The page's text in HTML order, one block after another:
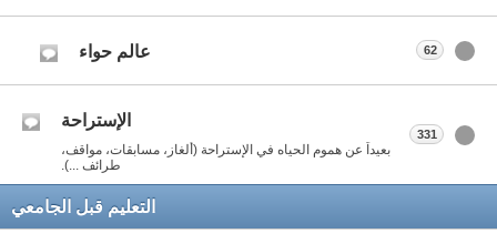
عالم حواء 62
الإستراحة
بعيداً عن هموم الحياه في الإستراحة (ألغاز، مسابقات، مواقف،
طرائف ...).
331
التعليم قبل الجامعي